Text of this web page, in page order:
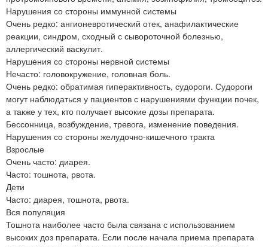
Нарушения со стороны иммунной системы
Очень редко: ангионевротический отек, анафилактические
реакции, синдром, сходный с сывороточной болезнью,
аллергический васкулит.
Нарушения со стороны нервной системы
Нечасто: головокружение, головная боль.
Очень редко: обратимая гиперактивность, судороги. Судороги
могут наблюдаться у пациентов с нарушениями функции почек,
а также у тех, кто получает высокие дозы препарата.
Бессонница, возбуждение, тревога, изменение поведения.
Нарушения со стороны желудочно-кишечного тракта
Взрослые
Очень часто: диарея.
Часто: тошнота, рвота.
Дети
Часто: диарея, тошнота, рвота.
Вся популяция
Тошнота наиболее часто была связана с использованием
высоких доз препарата. Если после начала приема препарата